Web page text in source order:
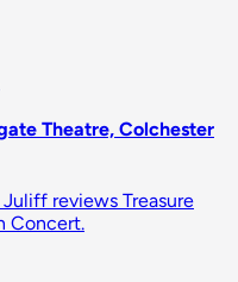
Theatre, Colchester
reviews Treasure
Concert.